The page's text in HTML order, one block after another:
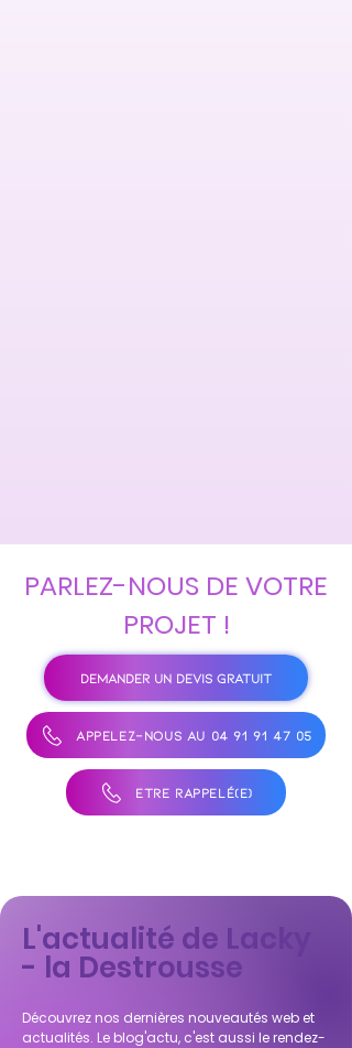
PARLEZ-NOUS DE VOTRE
PROJET !
DEMANDER UN DEVIS GRATUIT
APPELEZ-NOUS AU 04 91 91 47 05
ÊTRE RAPPELÉ(E)
L'actualité de Lacky
- la Destrousse
Découvrez nos dernières nouveautés web et
actualités. Le blog'actu, c'est aussi le rendez-